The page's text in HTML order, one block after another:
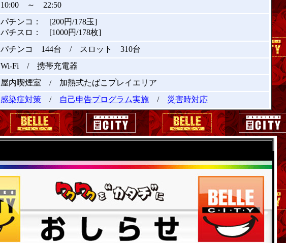
10:00 ～ 22:50
パチンコ： [200円/178玉]
パチスロ： [1000円/178枚]
パチンコ 144台 / スロット 310台
Wi-Fi / 携帯充電器
屋内喫煙室 / 加熱式たばこプレイエリア
感染症対策 / 自己申告プログラム実施 / 災害時対応